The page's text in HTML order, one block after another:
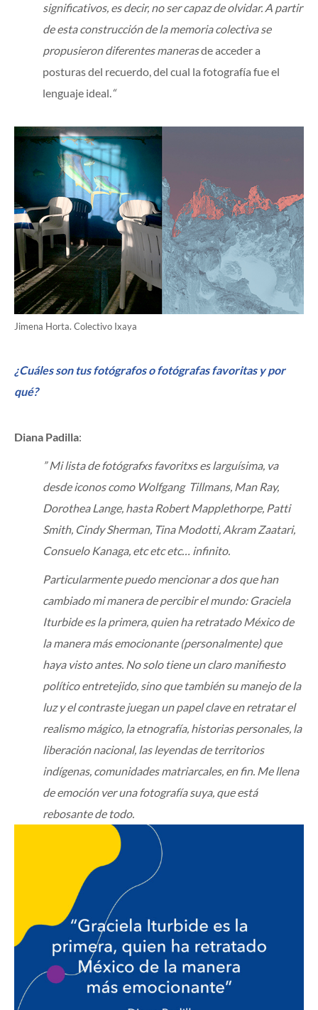
significativos, es decir, no ser capaz de olvidar. A partir
de esta construcción de la memoria colectiva se
propusieron diferentes manerasde acceder a
posturas del recuerdo, del cual la fotografía fue el
lenguaje ideal.“
Jimena Horta. Colectivo Ixaya
¿Cuáles son tus fotógrafos o fotógrafas favoritas y por
qué?
Diana Padilla:
” Mi lista de fotógrafxs favoritxs es larguísima, va
desde iconos como Wolfgang Tillmans, Man Ray,
Dorothea Lange, hasta Robert Mapplethorpe, Patti
Smith, Cindy Sherman, Tina Modotti, Akram Zaatari,
Consuelo Kanaga, etc etc etc… infinito.
Particularmente puedo mencionar a dos que han
cambiado mi manera de percibir el mundo: Graciela
Iturbide es la primera, quien ha retratado México de
la manera más emocionante (personalmente) que
haya visto antes. No solo tiene un claro manifiesto
político entretejido, sino que también su manejo de la
luz y el contraste juegan un papel clave en retratar el
realismo mágico, la etnografía, historias personales, la
liberación nacional, las leyendas de territorios
indígenas, comunidades matriarcales, en fin. Me llena
de emoción ver una fotografía suya, que está
rebosante de todo.